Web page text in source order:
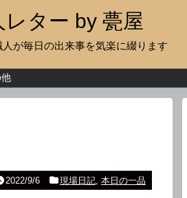
レター by 甍屋
が毎日の出来事を気楽に綴ります
2022/9/6 現場日記, 本日の一品